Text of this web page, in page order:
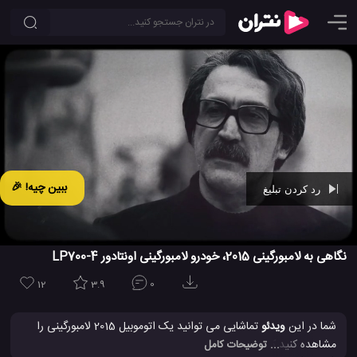
ببین چیه! 🎉
00:29
نگاهی به لامبورگینی 2015، خودرو لامبورگینی اونتادور LP700-4
12 3.9 0
شما در اینویدئو
تماشایی می توانید یک اتوموبیل 2015 لامبورگینی را
... توضیحات کامل